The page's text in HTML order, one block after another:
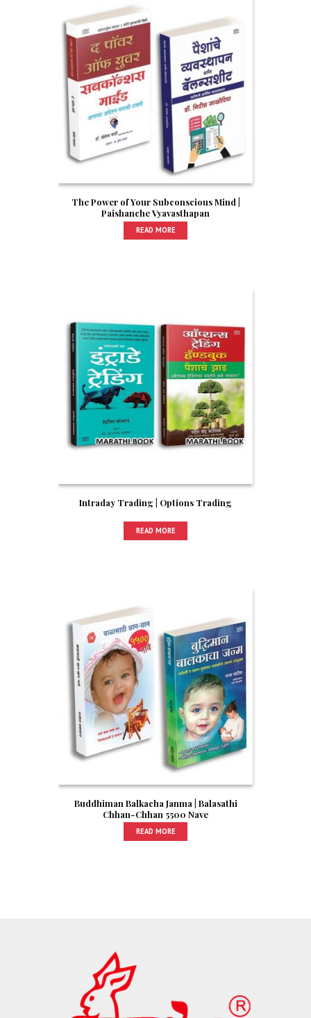
The Power of Your Subconscious Mind |
Paishanche Vyavasthapan
READ MORE
Intraday Trading | Options Trading
READ MORE
Buddhiman Balkacha Janma | Balasathi
Chhan-Chhan 5500 Nave
READ MORE